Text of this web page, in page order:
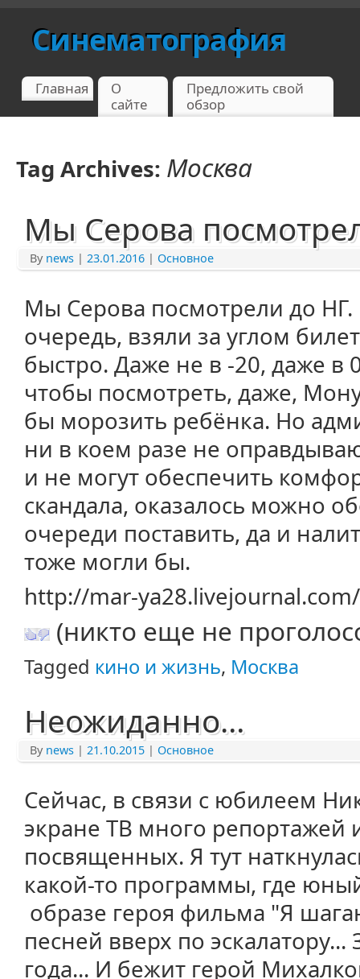
Синематография
Главная
О
сайте
Предложить свой
обзор
Tag Archives: Москва
Мы Серова
By news | 23.01.2016 | Основное
Мы Серова посмотрели до
очередь, взяли за углом
быстро. Даже не в -20, даже в
чтобы посмотреть, даже,
бы морозить ребёнка. Но
ни в коем разе не
и не могут обеспечить
скандала, оказалось можно
очереди поставить, да и
тоже могли бы.
http://mar-
(никто еще не
Tagged кино и жизнь, Москва
Неожиданно…
By news | 21.10.2015 | Основное
Сейчас, в связи с юбилеем
экране ТВ много репортажей
посвященных. Я тут
какой-то программы, где
образе героя фильма "Я
песней вверх по
года... И бежит герой